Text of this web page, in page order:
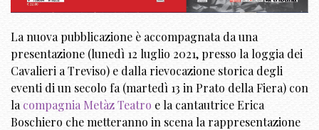
La nuova pubblicazione è accompagnata da una
presentazione (lunedì 12 luglio 2021, presso la loggia dei
Cavalieri a Treviso) e dalla rievocazione storica degli
eventi di un secolo fa (martedì 13 in Prato della Fiera) con
la compagnia Metàz Teatro e la cantautrice Erica
Boschiero che metteranno in scena la rappresentazione